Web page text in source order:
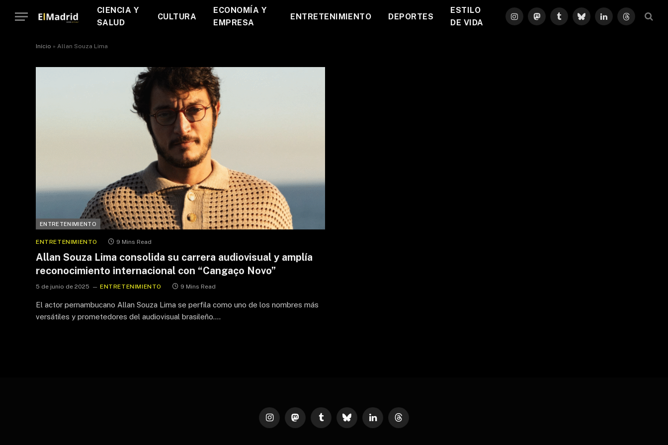
CIENCIA Y
SALUD
CULTURA
ECONOMÍA Y
EMPRESA
ENTRETENIMIENTO DEPORTES
ESTILO
DE VIDA
InstagramMastodonTumblrBlueskyLinkedInThreads
Início » Allan Souza Lima
ENTRETENIMIENTO
ENTRETENIMIENTO 9 Mins Read
Allan Souza Lima consolida su carrera audiovisual y amplía
reconocimiento internacional con “Cangaço Novo”
5 de junio de 2025 ENTRETENIMIENTO 9 Mins Read
El actor pernambucano Allan Souza Lima se perfila como uno de los nombres más
versátiles y prometedores del audiovisual brasileño.…
InstagramMastodonTumblr Bluesky LinkedInThreads